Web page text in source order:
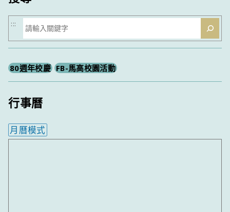
搜
尋
:::
80週年校慶 FB-馬高校園活動
行事曆
月曆模式